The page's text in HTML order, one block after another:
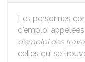
Les personnes
d'emploi appelées
d'emploi des
celles qui se